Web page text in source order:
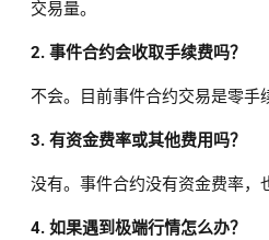
交易量。
2. 事件合约会收取手续费吗？
不会。目前事件合约交易是零手
3. 有资金费率或其他费用吗？
没有。事件合约没有资金费率，
4. 如果遇到极端行情怎么办？